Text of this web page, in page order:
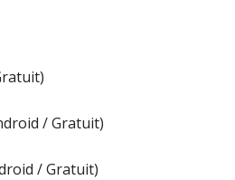
/ Gratuit)
/ Gratuit)